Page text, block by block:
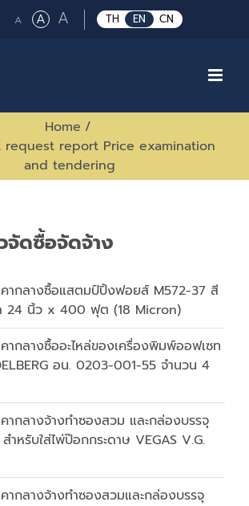
TH EN CN
A Small
ARegular
ALarge
font
Home /
request report Price examination
and tendering
จัดซื้อจัดจ้าง
คากลางซื้อแสตมป์ปิ้งฟอยส์ M572-37 สี
24 นิ้ว x 400 ฟุต (18 Micron)
คากลางซื้ออะไหล่ของเครื่องพิมพ์ออฟเซท
อน. 0203-001-55 จำนวน 4
คากลางจ้างทำซองสวม และกล่องบรรจุ
ำหรับใส่ไพ่ป๊อกกระดาษ VEGAS V.G.
คากลางจ้างทำซองสวมและกล่องบรรจุ